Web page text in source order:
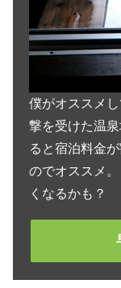
僕がオススメ
撃を受けた温
ると宿泊料金
のでオススメ
くなるかも？